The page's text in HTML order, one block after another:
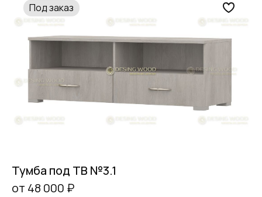
Под заказ
Тумба под ТВ №3.1
от 48 000 ₽